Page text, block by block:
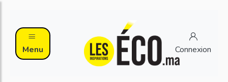
Menu Connexion